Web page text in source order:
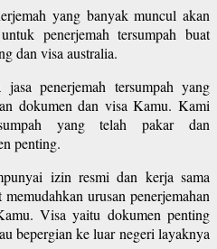
yang banyak muncul akan
penerjemah tersumpah buat
dan visa australia.
penerjemah tersumpah yang
dokumen dan visa Kamu. Kami
yang telah pakar dan
penting.
izin resmi dan kerja sama
urusan penerjemahan
Visa yaitu dokumen penting
bepergian ke luar negeri layaknya